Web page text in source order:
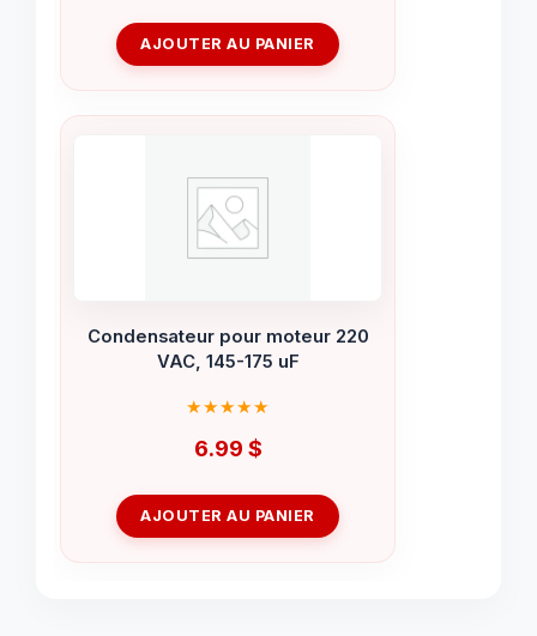
AJOUTER AU PANIER
Condensateur pour moteur 220
VAC, 145-175 uF
6.99 $
AJOUTER AU PANIER